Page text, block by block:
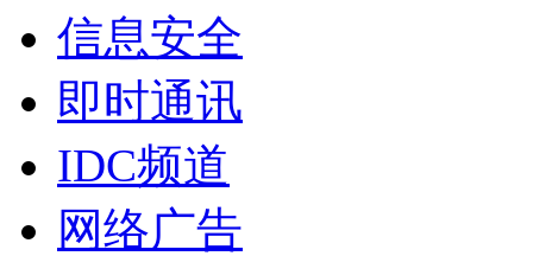
信息安全
即时通讯
IDC频道
网络广告